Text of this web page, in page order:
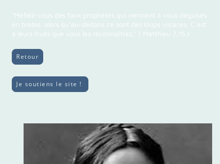
"Méfiez-vous des faux prophètes qui viennent à vous déguisés
en brebis, alors qu’au-dedans ce sont des loups voraces. C’est
à leurs fruits que vous les reconnaîtrez." ( Matthieu 7,15 )
Retour
Je soutiens le site !